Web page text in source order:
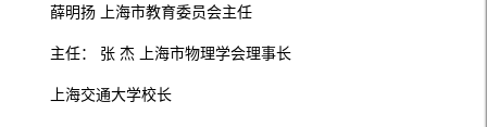
薛明扬 上海市教育委员会主任
主任： 张 杰 上海市物理学会理事长
上海交通大学校长